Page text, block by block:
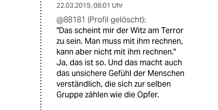
22.03.2019, 08:01 Uhr
@88181 (Profil gelöscht):
"Das scheint mir der Witz am Terror
zu sein. Man muss mit ihm rechnen,
kann aber nicht mit ihm rechnen."
Ja, das ist so. Und das macht auch
das unsichere Gefühl der Menschen
verständlich, die sich zur selben
Gruppe zählen wie die Opfer.